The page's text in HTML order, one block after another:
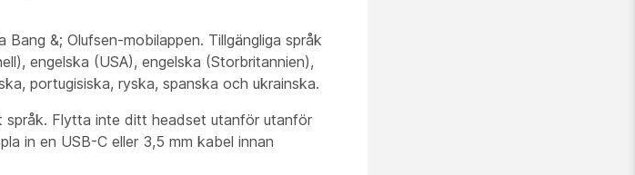
&; Olufsen-mobilappen. Tillgängliga språk
engelska (USA), engelska (Storbritannien),
portugisiska, ryska, spanska och ukrainska.
Flytta inte ditt headset utanför utanför
in en USB-C eller 3,5 mm kabel innan